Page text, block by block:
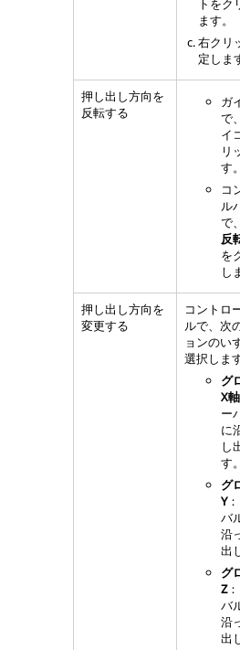
ます。
右クリ
定しま
押し出し方向を
反転する
ガ
で、
イ
リ
す。
コ
ル
で、
反
を
し
押し出し方向を
変更する
コントロ
ルで、次
ョンのい
選択します
グ
X軸
ー
に
し
す。
グ
Y
バ
沿
出
グ
Z
バ
沿
出